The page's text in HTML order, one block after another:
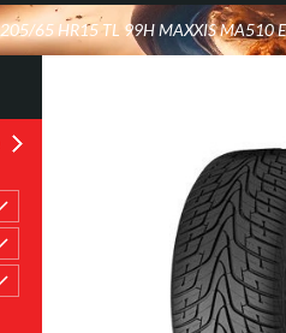
205/65 HR15 TL 99H MAXXIS MA510 E
ROULAGE À PLAT